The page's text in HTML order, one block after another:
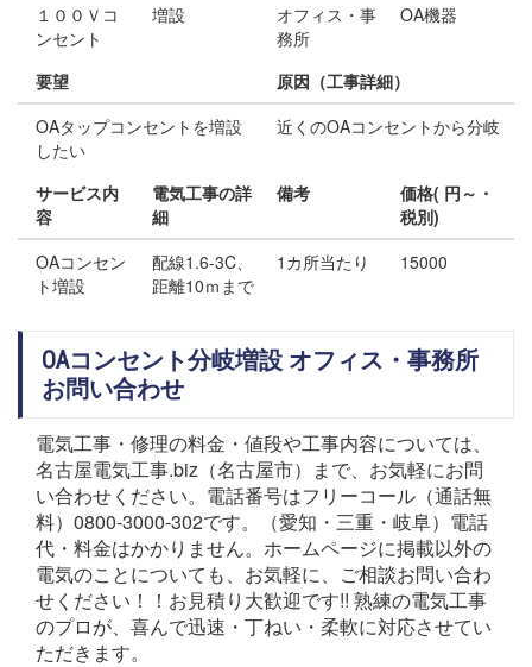
１００Ｖコ
ンセント
増設
オフィス・事
務所
OA機器
要望
原因（工事詳細）
OAタップコンセントを増設
したい
近くのOAコンセントから分岐
サービス内
容
電気工事の詳
細
備考
価格( 円～・
税別)
OAコンセン
ト増設
配線1.6-3C、
距離10ｍまで
1カ所当たり 15000
OAコンセント分岐増設 オフィス・事務所
お問い合わせ
電気工事・修理の料金・値段や工事内容については、
名古屋電気工事.biz（名古屋市）まで、お気軽にお問
い合わせください。電話番号はフリーコール（通話無
料）0800-3000-302です。（愛知・三重・岐阜）電話
代・料金はかかりません。ホームページに掲載以外の
電気のことについても、お気軽に、ご相談お問い合わ
せください！！お見積り大歓迎です!! 熟練の電気工事
のプロが、喜んで迅速・丁ねい・柔軟に対応させてい
ただきます。